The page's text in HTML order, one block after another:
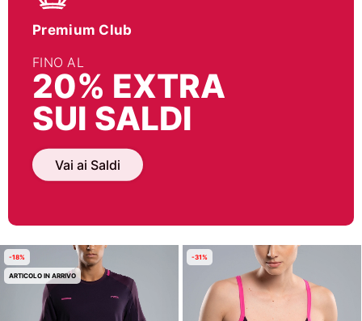
Premium Club
FINO AL
20% EXTRA
SUI SALDI
Vai ai Saldi
-18%
ARTICOLO IN ARRIVO
-31%